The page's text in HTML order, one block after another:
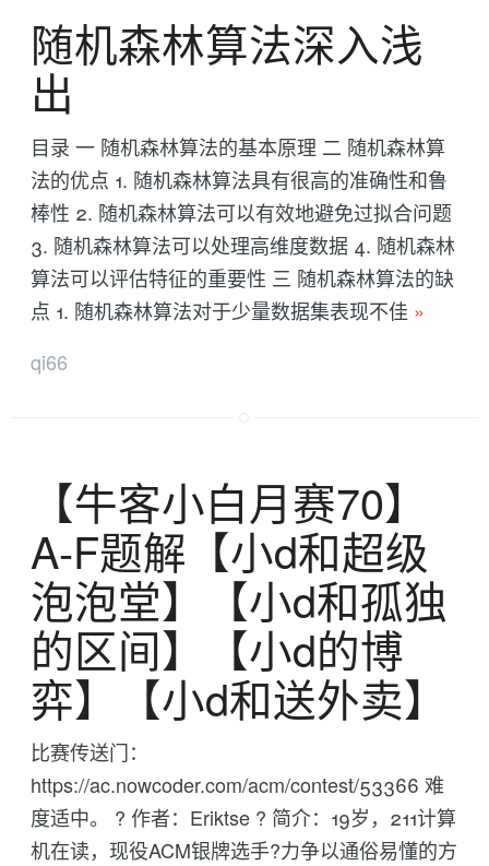
随机森林算法深入浅
出
目录 一 随机森林算法的基本原理 二 随机森林算
法的优点 1. 随机森林算法具有很高的准确性和鲁
棒性 2. 随机森林算法可以有效地避免过拟合问题
3. 随机森林算法可以处理高维度数据 4. 随机森林
算法可以评估特征的重要性 三 随机森林算法的缺
点 1. 随机森林算法对于少量数据集表现不佳 »
qi66
【牛客小白月赛70】
A-F题解【小d和超级
泡泡堂】【小d和孤独
的区间】【小d的博
弈】【小d和送外卖】
比赛传送门：
https://ac.nowcoder.com/acm/contest/53366 难
度适中。 ? 作者：Eriktse ? 简介：19岁，211计算
机在读，现役ACM银牌选手?力争以通俗易懂的方